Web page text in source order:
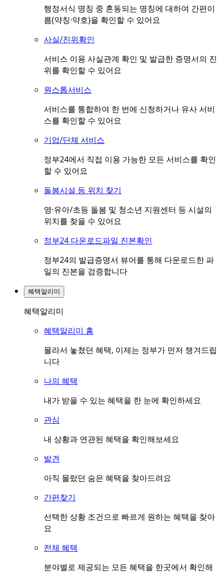
행정서식 명칭 중 혼동되는 명칭에 대하여 간편이
름(약칭·약호)을 확인할 수 있어요
사실/진위확인
서비스 이용 사실관계 확인 및 발급한 증명서의 진
위를 확인할 수 있어요
원스톱서비스
서비스를 통합하여 한 번에 신청하거나 유사 서비
스를 확인할 수 있어요
기업/단체 서비스
정부24에서 직접 이용 가능한 모든 서비스를 확인
할 수 있어요
돌봄시설 등 위치 찾기
영·유아/초등 돌봄 및 청소년 지원센터 등 시설의
위치를 찾을 수 있어요
정부24 다운로드파일 진본확인
정부24의 발급증명서 뷰어를 통해 다운로드한 파
일의 진본을 검증합니다
혜택알리미
혜택알리미
혜택알리미 홈
몰라서 놓쳤던 혜택, 이제는 정부가 먼저 챙겨드립
니다
나의 혜택
내가 받을 수 있는 혜택을 한 눈에 확인하세요
관심
내 상황과 연관된 혜택을 확인해보세요
발견
아직 몰랐던 숨은 혜택을 찾아드려요
간편찾기
선택한 상황 조건으로 빠르게 원하는 혜택을 찾아
요
전체 혜택
분야별로 제공되는 모든 혜택을 한곳에서 확인해